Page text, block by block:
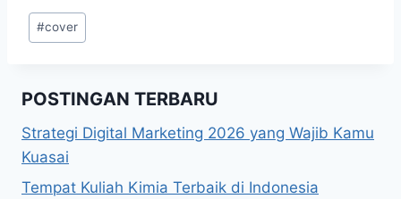
Post
Tags:
#cover
POSTINGAN TERBARU
Strategi Digital Marketing 2026 yang Wajib Kamu
Kuasai
Tempat Kuliah Kimia Terbaik di Indonesia